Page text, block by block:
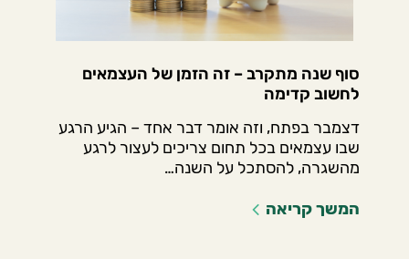
סוף שנה מתקרב – זה הזמן של העצמאים
לחשוב קדימה
דצמבר בפתח, וזה אומר דבר אחד – הגיע הרגע
שבו עצמאים בכל תחום צריכים לעצור לרגע
מהשגרה, להסתכל על השנה…
המשך קריאה